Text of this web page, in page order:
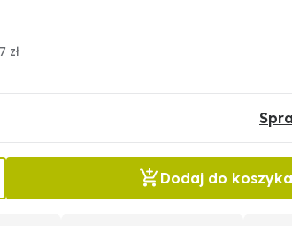
zł
Dodaj do koszyka